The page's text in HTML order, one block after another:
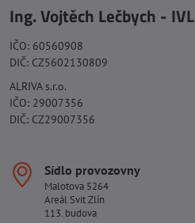
Ing. Vojtěch Lečbych - IVL
IČO: 60560908
DIČ: CZ5602130809
ALRIVA s.r.o.
IČO: 29007356
DIČ: CZ29007356
Sídlo provozovny
Malotova 5264
Areál Svit Zlín
113. budova